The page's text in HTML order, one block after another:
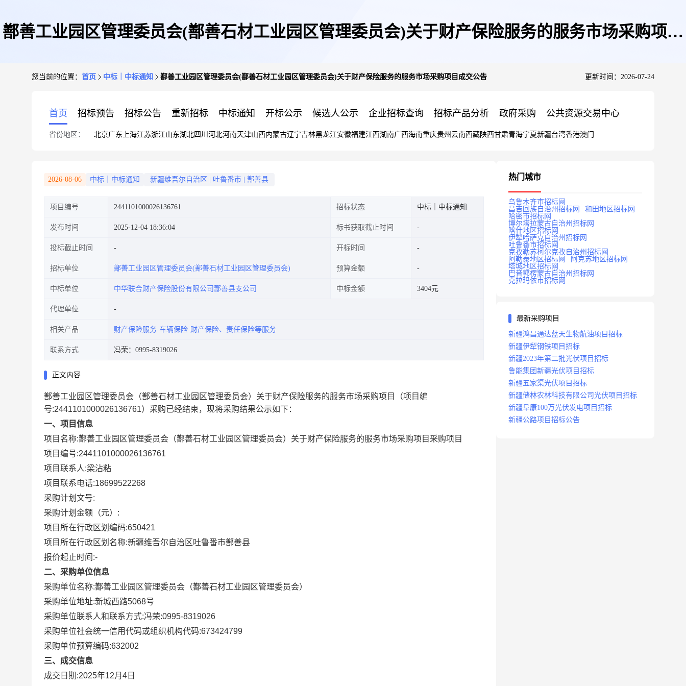
鄯善工业园区管理委员会(鄯善石材工业园区管理委员会)关于财产保险服务的服务市场采购项目
您当前的位置： 首页 中标｜中标通知 鄯善工业园区管理委员会(鄯善石材工业园区管理委员会)关于财产保险服务的服务市场采购项目成交公告 更新时间：2026-07-24
首页 招标预告 招标公告 重新招标 中标通知 开标公示 候选人公示 企业招标查询 招标产品分析 政府采购 公共资源交易中心
省份地区： 北京广东 上海江苏浙江山东湖北四川 河北河南天津山西内蒙古辽宁吉林黑龙江安徽福建江西湖南广西海南重庆贵州 云南西藏陕西甘肃青海宁夏新疆台湾香港澳门
2026-08-06 中标｜中标通知 新疆维吾尔自治区 吐鲁番市 鄯善县
项目编号 2441101000026136761 招标状态 中标｜中标通知
发布时间 2025-12-04 18:36:04 标书获取截止时间
投标截止时间 开标时间
招标单位 鄯善工业园区管理委员会(鄯善石材工业园区管理委员会) 预算金额
中标单位 中华联合财产保险股份有限公司鄯善县支公司 中标金额 3404元
代理单位
相关产品 财产保险服务 车辆保险 财产保险、责任保险等服务
联系方式 冯荣：0995-8319026
正文内容
鄯善工业园区管理委员会（鄯善石材工业园区管理委员会）关于财产保险服务的服务市场采购项目
（项目编
号:2441101000026136761）采购已经结束，现将采购结果公示如下：
一、项目信息
项目名称:鄯善工业园区管理委员会（鄯善石材工业园区管理委员会）关于财产保险服务的服务市场采购项目 采购项目
项目编号:2441101000026136761
项目联系人:梁沾粘
项目联系电话:18699522268
采购计划文号:
采购计划金额（元）:
项目所在行政区划编码:650421
项目所在行政区划名称:新疆维吾尔自治区吐鲁番市鄯善县
报价起止时间:-
二、采购单位信息
采购单位名称:鄯善工业园区管理委员会（鄯善石材工业园区管理委员会）
采购单位地址:新城西路5068号
采购单位联系人和联系方式:冯荣:0995-8319026
采购单位社会统一信用代码或组织机构代码:673424799
采购单位预算编码:632002
三、成交信息
成交日期:2025年12月4日
热门城市
乌鲁木齐市招标网
昌吉回族自治州招标网
和田地区招标网
哈密市招标网
博尔塔拉蒙古自治州招标网
喀什地区招标网
伊犁哈萨克自治州招标网
吐鲁番市招标网
克孜勒苏柯尔克孜自治州招标网
阿勒泰地区招标网
阿克苏地区招标网
塔城地区招标网
巴音郭楞蒙古自治州招标网
克拉玛依市招标网
最新采购项目
新疆鸿昌通达蓝天生物航油项目招标
新疆伊犁钢铁项目招标
新疆2023年第二批光伏项目招标
鲁能集团新疆光伏项目招标
新疆五家渠光伏项目招标
新疆储林农林科技有限公司光伏项目招标
新疆阜康100万光伏发电项目招标
新疆公路项目招标公告